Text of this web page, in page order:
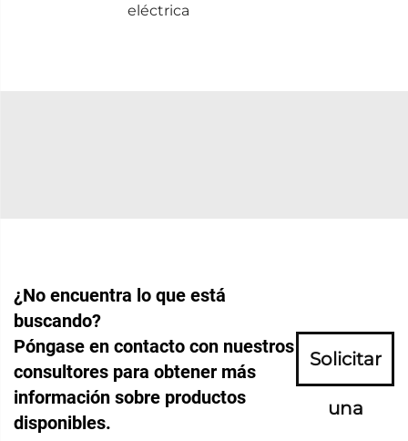
eléctrica
¿No encuentra lo que está
buscando?
Póngase en contacto con nuestros
consultores para obtener más
información sobre productos
disponibles.
Solicitar
una